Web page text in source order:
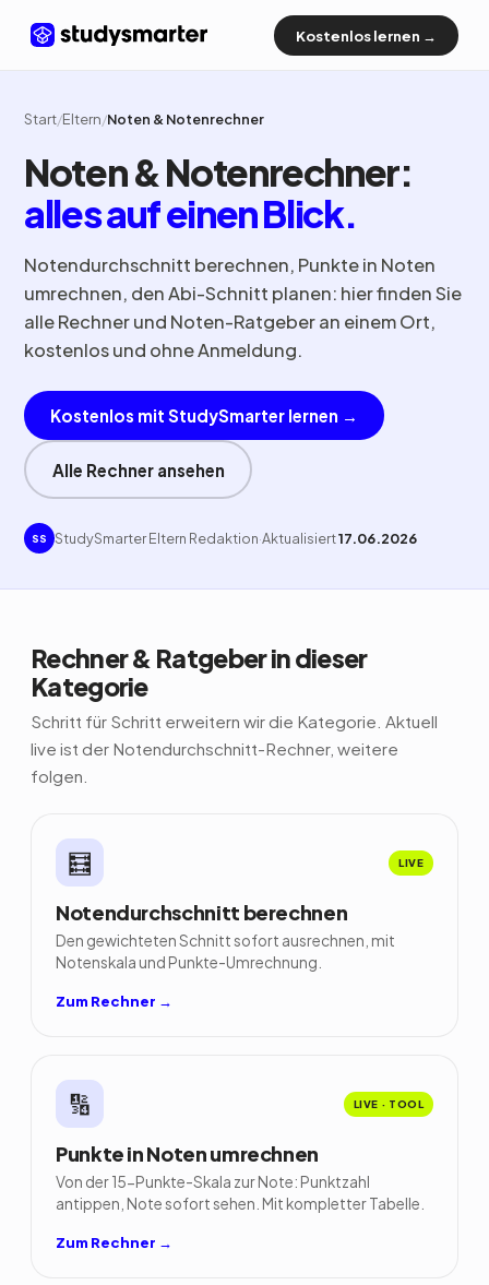
Kostenlos lernen →
Start/Eltern/Noten & Notenrechner
Noten & Notenrechner:
alles auf einen Blick.
Notendurchschnitt berechnen, Punkte in Noten
umrechnen, den Abi-Schnitt planen: hier finden Sie
alle Rechner und Noten-Ratgeber an einem Ort,
kostenlos und ohne Anmeldung.
Kostenlos mit StudySmarter lernen →
Alle Rechner ansehen
SS StudySmarter Eltern Redaktion·Aktualisiert17.06.2026
Rechner & Ratgeber in dieser
Kategorie
Schritt für Schritt erweitern wir die Kategorie. Aktuell
live ist der Notendurchschnitt-Rechner, weitere
folgen.
🧮 LIVE
Notendurchschnitt berechnen
Den gewichteten Schnitt sofort ausrechnen, mit
Notenskala und Punkte-Umrechnung.
Zum Rechner →
🔢 LIVE · TOOL
Punkte in Noten umrechnen
Von der 15-Punkte-Skala zur Note: Punktzahl
antippen, Note sofort sehen. Mit kompletter Tabelle.
Zum Rechner →